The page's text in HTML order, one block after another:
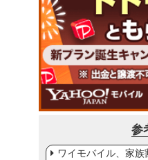
参
ワイモバイル、家族